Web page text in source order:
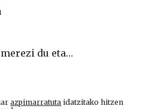
du eta…
azpimarratuta idatzitako hitzen